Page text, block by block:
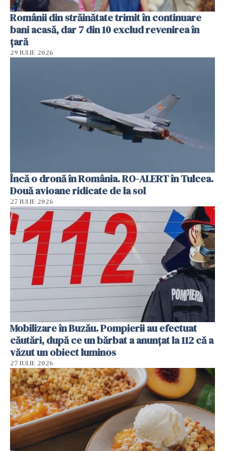
Românii din străinătate trimit în continuare
bani acasă, dar 7 din 10 exclud revenirea în
țară
29 IULIE 2026
Încă o dronă în România. RO-ALERT în Tulcea.
Două avioane ridicate de la sol
27 IULIE 2026
Mobilizare în Buzău. Pompierii au efectuat
căutări, după ce un bărbat a anunțat la 112 că a
văzut un obiect luminos
27 IULIE 2026